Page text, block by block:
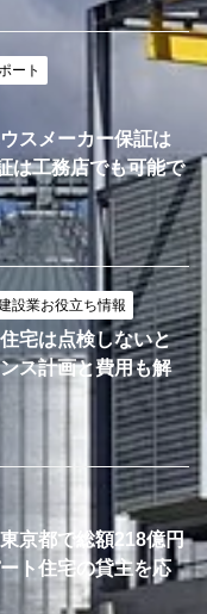
ート
スメーカー保証は
は工務店でも可能で
設業お役立ち情報
宅は点検しないと
ス計画と費用も解
京都で総額218億円
ト住宅の貸主を応